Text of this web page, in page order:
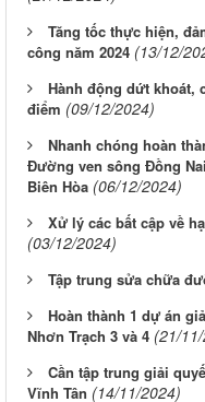
Tăng tốc thực hiện,
công năm 2024 (13/12/
Hành động dứt khoát,
điểm (09/12/2024)
Nhanh chóng hoàn
Đường ven sông Đồng
Biên Hòa (06/12/2024)
Xử lý các bất cập về
(03/12/2024)
Tập trung sửa chữa
Hoàn thành 1 dự án
Nhơn Trạch 3 và 4 (21/
Cần tập trung giải
Vĩnh Tân (14/11/2024)